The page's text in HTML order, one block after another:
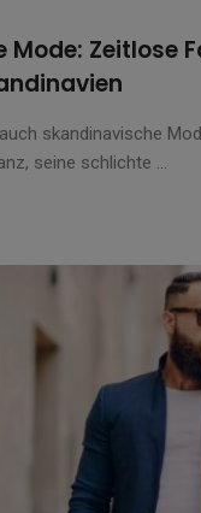
Mode: Zeitlose
skandinavische
seine schlichte ...